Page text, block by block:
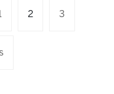
2 3